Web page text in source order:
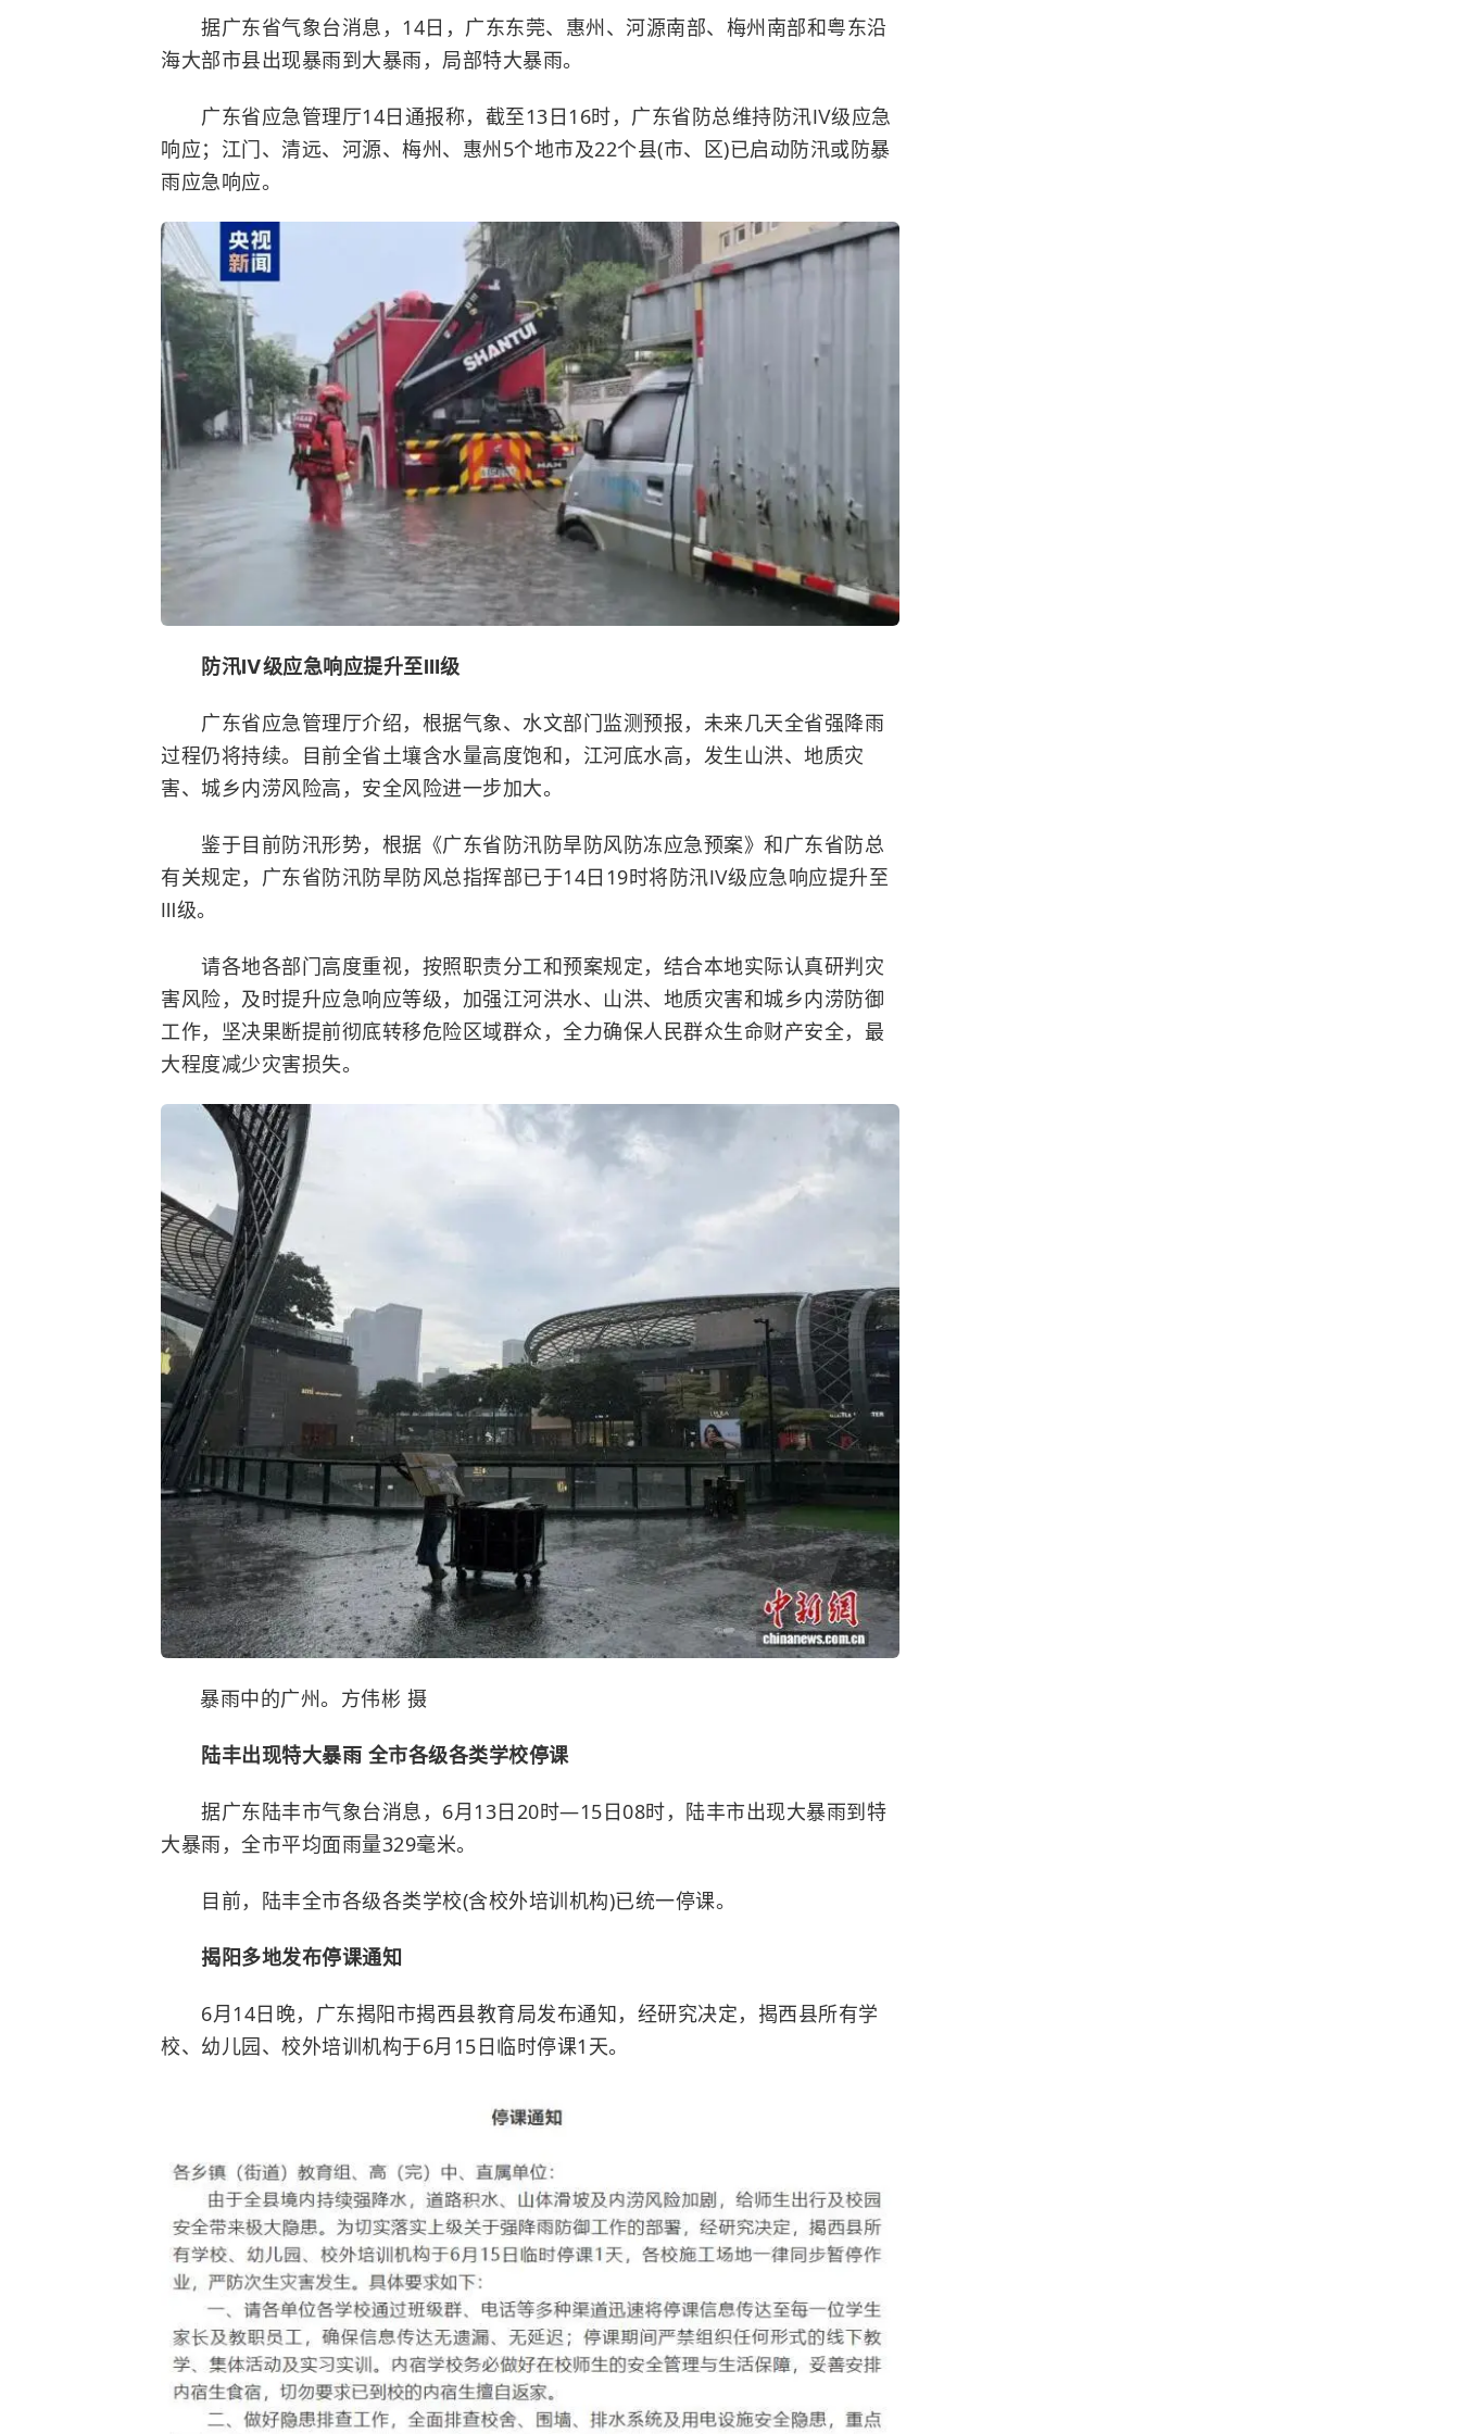
据广东省气象台消息，14日，广东东莞、惠州、河源南部、梅州南部和粤东沿
海大部市县出现暴雨到大暴雨，局部特大暴雨。
广东省应急管理厅14日通报称，截至13日16时，广东省防总维持防汛Ⅳ级应急
响应；江门、清远、河源、梅州、惠州5个地市及22个县(市、区)已启动防汛或防暴
雨应急响应。
防汛Ⅳ级应急响应提升至Ⅲ级
广东省应急管理厅介绍，根据气象、水文部门监测预报，未来几天全省强降雨
过程仍将持续。目前全省土壤含水量高度饱和，江河底水高，发生山洪、地质灾
害、城乡内涝风险高，安全风险进一步加大。
鉴于目前防汛形势，根据《广东省防汛防旱防风防冻应急预案》和广东省防总
有关规定，广东省防汛防旱防风总指挥部已于14日19时将防汛Ⅳ级应急响应提升至
Ⅲ级。
请各地各部门高度重视，按照职责分工和预案规定，结合本地实际认真研判灾
害风险，及时提升应急响应等级，加强江河洪水、山洪、地质灾害和城乡内涝防御
工作，坚决果断提前彻底转移危险区域群众，全力确保人民群众生命财产安全，最
大程度减少灾害损失。
暴雨中的广州。方伟彬 摄
陆丰出现特大暴雨 全市各级各类学校停课
据广东陆丰市气象台消息，6月13日20时—15日08时，陆丰市出现大暴雨到特
大暴雨，全市平均面雨量329毫米。
目前，陆丰全市各级各类学校(含校外培训机构)已统一停课。
揭阳多地发布停课通知
6月14日晚，广东揭阳市揭西县教育局发布通知，经研究决定，揭西县所有学
校、幼儿园、校外培训机构于6月15日临时停课1天。